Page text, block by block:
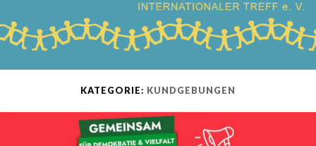
KATEGORIE: KUNDGEBUNGEN